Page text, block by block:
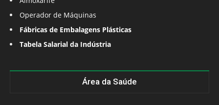
Operador de Máquinas
Fábricas de Embalagens Plásticas
Tabela Salarial da Indústria
Área da Saúde